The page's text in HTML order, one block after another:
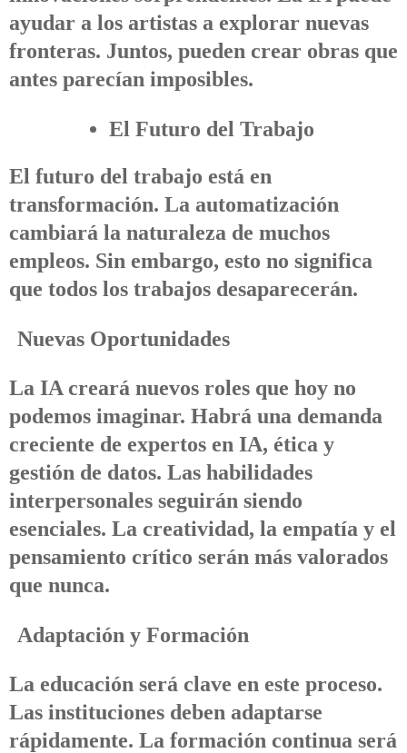
ayudar a los artistas a explorar nuevas
fronteras. Juntos, pueden crear obras que
antes parecían imposibles.
El Futuro del Trabajo
El futuro del trabajo está en
transformación. La automatización
cambiará la naturaleza de muchos
empleos. Sin embargo, esto no significa
que todos los trabajos desaparecerán.
Nuevas Oportunidades
La IA creará nuevos roles que hoy no
podemos imaginar. Habrá una demanda
creciente de expertos en IA, ética y
gestión de datos. Las habilidades
interpersonales seguirán siendo
esenciales. La creatividad, la empatía y el
pensamiento crítico serán más valorados
que nunca.
Adaptación y Formación
La educación será clave en este proceso.
Las instituciones deben adaptarse
rápidamente. La formación continua será